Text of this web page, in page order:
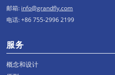
邮箱: info@grandfly.com
电话: +86 755-2996 2199
服务
概念和设计